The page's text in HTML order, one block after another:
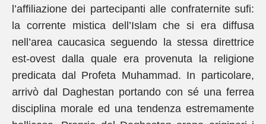
l’affiliazione dei partecipanti alle confraternite sufi:
la corrente mistica dell’Islam che si era diffusa
nell’area caucasica seguendo la stessa direttrice
est-ovest dalla quale era provenuta la religione
predicata dal Profeta Muhammad. In particolare,
arrivò dal Daghestan portando con sé una ferrea
disciplina morale ed una tendenza estremamente